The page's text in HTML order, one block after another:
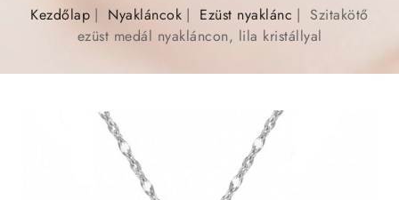
Kezdőlap Nyakláncok Ezüst nyaklánc
Szitakötő
ezüst medál nyakláncon, lila kristállyal